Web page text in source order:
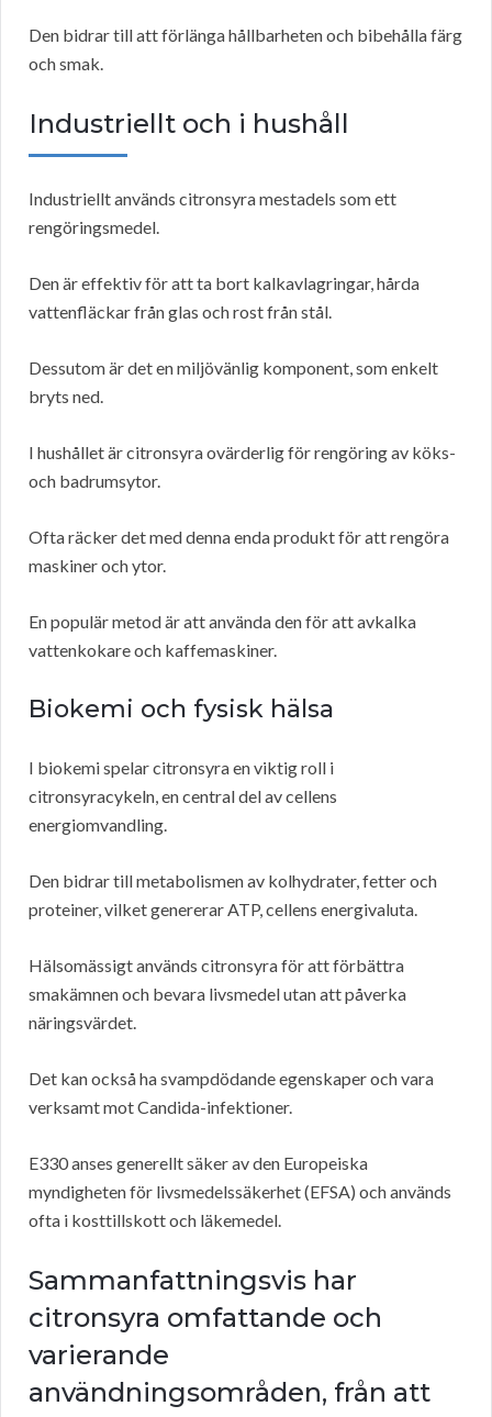
Den bidrar till att förlänga hållbarheten och bibehålla färg
och smak.
Industriellt och i hushåll
Industriellt används citronsyra mestadels som ett
rengöringsmedel.
Den är effektiv för att ta bort kalkavlagringar, hårda
vattenfläckar från glas och rost från stål.
Dessutom är det en miljövänlig komponent, som enkelt
bryts ned.
I hushållet är citronsyra ovärderlig för rengöring av köks-
och badrumsytor.
Ofta räcker det med denna enda produkt för att rengöra
maskiner och ytor.
En populär metod är att använda den för att avkalka
vattenkokare och kaffemaskiner.
Biokemi och fysisk hälsa
I biokemi spelar citronsyra en viktig roll i
citronsyracykeln, en central del av cellens
energiomvandling.
Den bidrar till metabolismen av kolhydrater, fetter och
proteiner, vilket genererar ATP, cellens energivaluta.
Hälsomässigt används citronsyra för att förbättra
smakämnen och bevara livsmedel utan att påverka
näringsvärdet.
Det kan också ha svampdödande egenskaper och vara
verksamt mot Candida-infektioner.
E330 anses generellt säker av den Europeiska
myndigheten för livsmedelssäkerhet (EFSA) och används
ofta i kosttillskott och läkemedel.
Sammanfattningsvis har
citronsyra omfattande och
varierande
användningsområden, från att